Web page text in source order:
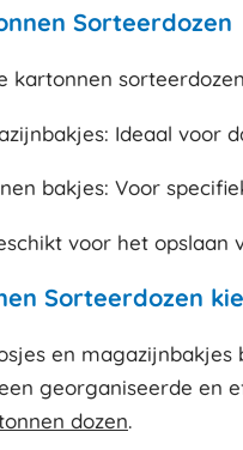
Sorteerdozen
kartonnen
Ideaal voor
bakjes: Voor
voor het
Sorteerdozen
en
georganiseerde en
dozen.